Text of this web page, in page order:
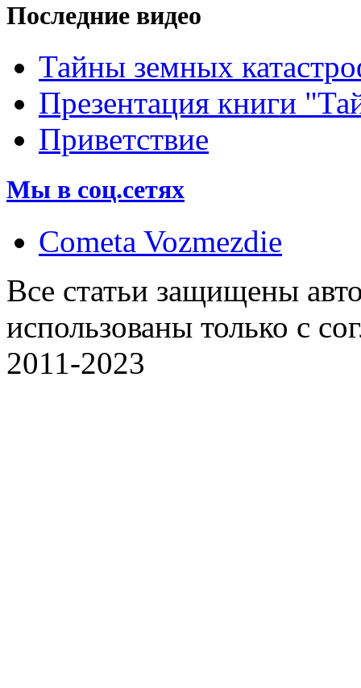
Последние видео
Тайны земных
Презентация книги
Приветствие
Мы в соц.сетях
Cometa Vozmezdie
Все статьи защищены
использованы только с
2011-2023